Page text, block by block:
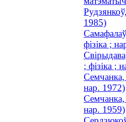
1985)
фізіка ;
; фізіка ;
Семчанка,
нар. 1972)
Семчанка,
нар. 1959)